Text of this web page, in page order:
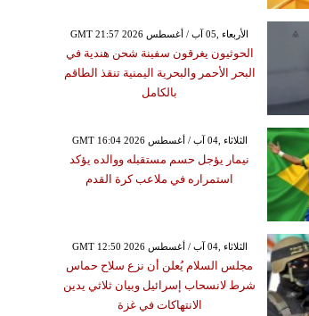
GMT 21:57 2026 الأربعاء ,05 آب / أغسطس
الحوثيون يغرقون سفينة شحن هندية في
البحر الأحمر والبحرية اليمنية تنقذ الطاقم
بالكامل
GMT 16:04 2026 الثلاثاء ,04 آب / أغسطس
نيمار يؤجل حسم مستقبله ووالده يؤكد
استمراره في ملاعب كرة القدم
GMT 12:50 2026 الثلاثاء ,04 آب / أغسطس
مجلس السلام يُعلن أن نزع سلاح حماس
شرط لانسحاب إسرائيل وبيان ثلاثي يدين
الانتهاكات في غزة